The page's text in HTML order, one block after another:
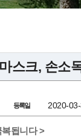
스크, 손소
등록일 2020-
됩니다 >